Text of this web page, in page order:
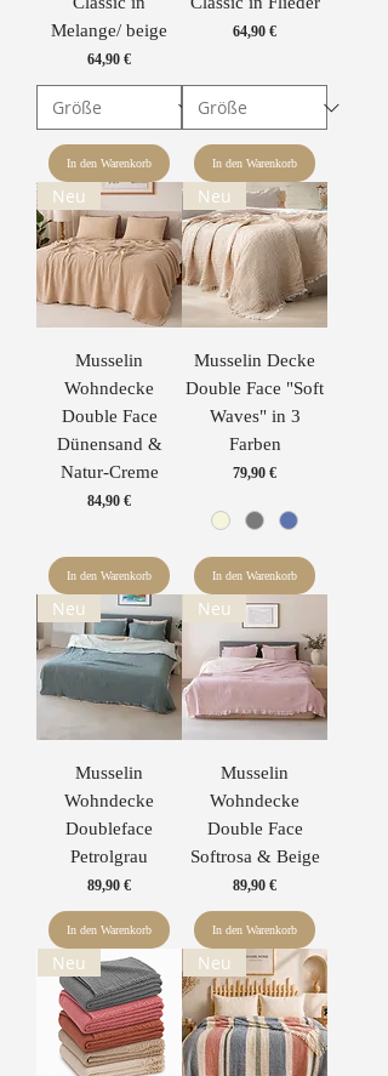
Melange/ beige
Preis
64,90 €
In den Warenkorb
Preis
64,90 €
In den Warenkorb
Neu
Musselin
Wohndecke
Double Face
Dünensand &
Natur-Creme
Preis
84,90 €
In den Warenkorb
Neu
Musselin Decke
Double Face "Soft
Waves" in 3
Farben
Preis
79,90 €
In den Warenkorb
Neu
Musselin
Wohndecke
Doubleface
Petrolgrau
Preis
89,90 €
In den Warenkorb
Neu
Musselin
Wohndecke
Double Face
Softrosa & Beige
Preis
89,90 €
In den Warenkorb
Neu Neu